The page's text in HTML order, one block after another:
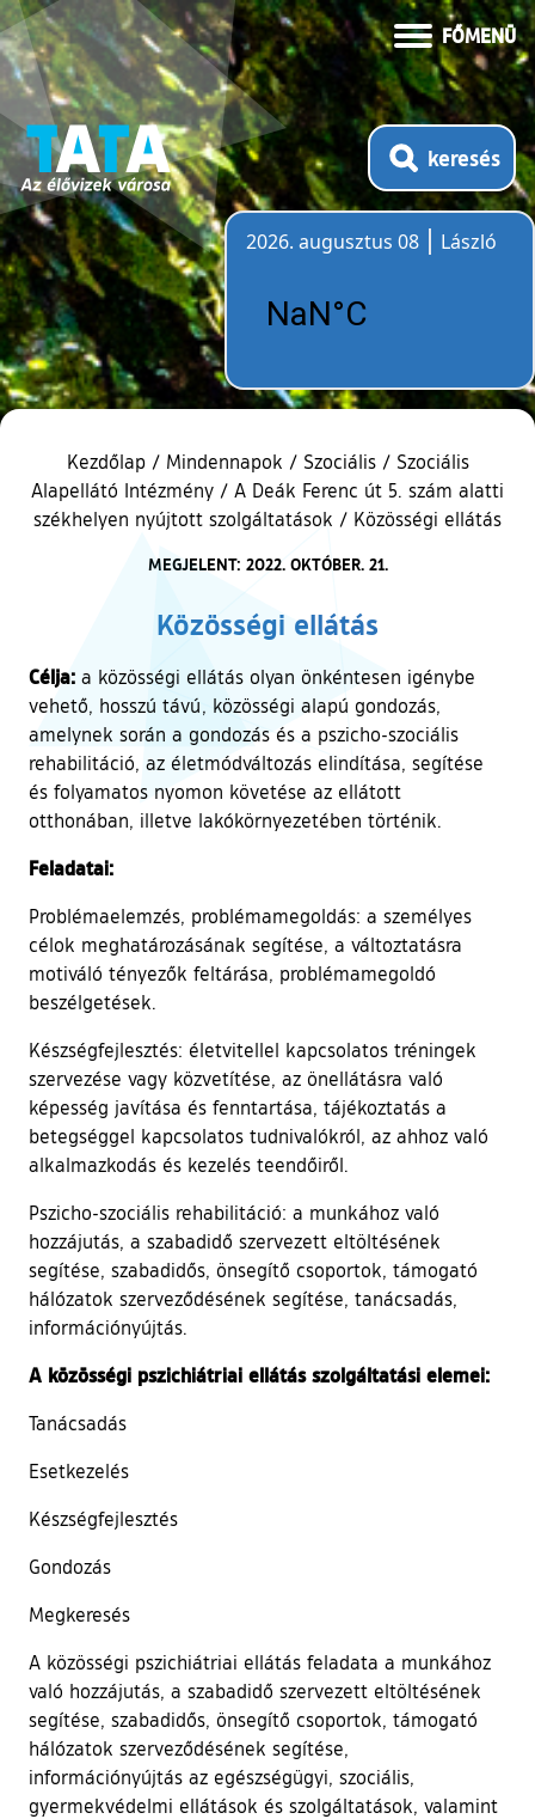
FŐMENÜ
keresés
2026. augusztus 08
László
Kezdőlap / Mindennapok / Szociális / Szociális
Alapellátó Intézmény / A Deák Ferenc út 5. szám alatti
székhelyen nyújtott szolgáltatások / Közösségi ellátás
MEGJELENT: 2022. OKTÓBER. 21.
Közösségi ellátás
Célja: a közösségi ellátás olyan önkéntesen igénybe
vehető, hosszú távú, közösségi alapú gondozás,
amelynek során a gondozás és a pszicho-szociális
rehabilitáció, az életmódváltozás elindítása, segítése
és folyamatos nyomon követése az ellátott
otthonában, illetve lakókörnyezetében történik.
Feladatai:
Problémaelemzés, problémamegoldás: a személyes
célok meghatározásának segítése, a változtatásra
motiváló tényezők feltárása, problémamegoldó
beszélgetések.
Készségfejlesztés: életvitellel kapcsolatos tréningek
szervezése vagy közvetítése, az önellátásra való
képesség javítása és fenntartása, tájékoztatás a
betegséggel kapcsolatos tudnivalókról, az ahhoz való
alkalmazkodás és kezelés teendőiről.
Pszicho-szociális rehabilitáció: a munkához való
hozzájutás, a szabadidő szervezett eltöltésének
segítése, szabadidős, önsegítő csoportok, támogató
hálózatok szerveződésének segítése, tanácsadás,
információnyújtás.
A közösségi pszichiátriai ellátás szolgáltatási elemei:
Tanácsadás
Esetkezelés
Készségfejlesztés
Gondozás
Megkeresés
A közösségi pszichiátriai ellátás feladata a munkához
való hozzájutás, a szabadidő szervezett eltöltésének
segítése, szabadidős, önsegítő csoportok, támogató
hálózatok szerveződésének segítése,
információnyújtás az egészségügyi, szociális,
gyermekvédelmi ellátások és szolgáltatások, valamint